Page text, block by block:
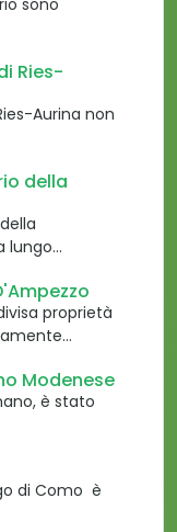
Ries-
Aurina non
della
lungo…
proprietà
Modenese
è stato
di Como è